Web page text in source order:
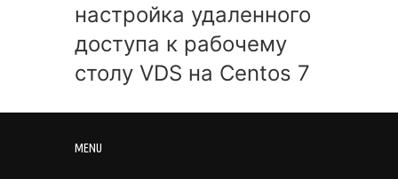
настройка удаленного
доступа к рабочему
столу VDS на Centos 7
MENU